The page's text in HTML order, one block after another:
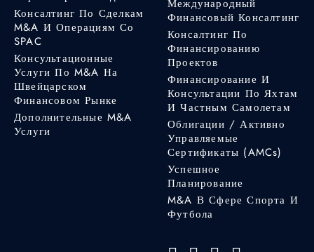
Консалтинг По Сделкам
M&A И Операциям Со
SPAC
Консультационные
Услуги По M&A На
Швейцарском
Финансовом Рынке
Дополнительные M&A
Услуги
Международный
Финансовый Консалтинг
Консалтинг По
Финансированию
Проектов
Финансирование И
Консультации По Яхтам
И Частным Самолетам
Облигации / Активно
Управляемые
Сертификаты (AMCs)
Успешное
Планирование
M&A В Сфере Спорта И
Футбола